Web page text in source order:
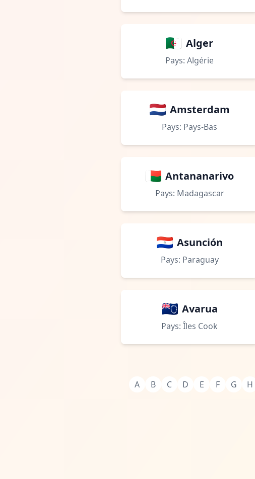
Alger
Pays: Algérie
Amsterdam
Pays: Pays-Bas
Antananarivo
Pays: Madagascar
Asunción
Pays: Paraguay
Avarua
Pays: Îles Cook
A B C D E F G H